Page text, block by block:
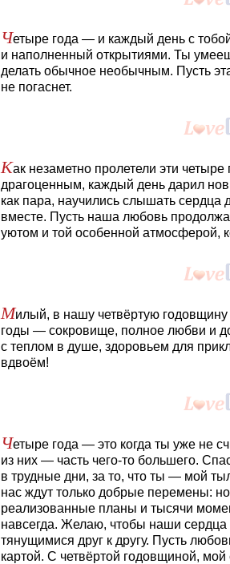
Четыре года — и каждый день с
и наполненный открытиями. Ты
делать обычное необычным. Пусть
не погаснет.
Как незаметно пролетели эти
драгоценным, каждый день дарил
как пара, научились слышать сердца
вместе. Пусть наша любовь
уютом и той особенной атмосферой,
Милый, в нашу четвёртую годовщину
годы — сокровище, полное любви и
с теплом в душе, здоровьем для
вдвоём!
Четыре года — это когда ты уже не
из них — часть чего-то большего.
в трудные дни, за то, что ты — мой
нас ждут только добрые перемены:
реализованные планы и тысячи
навсегда. Желаю, чтобы наши сердца
тянущимися друг к другу. Пусть
картой. С четвёртой годовщиной,